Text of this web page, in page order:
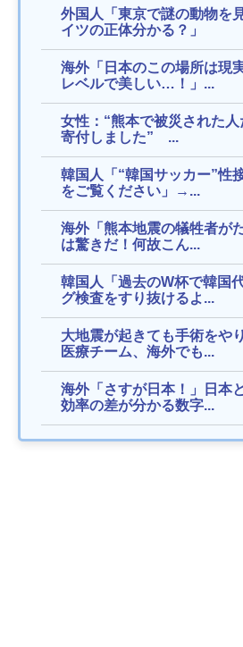
外国人「東京で謎の動物を
イツの正体分かる？」
海外「日本のこの場所は現
レベルで美しい…！」...
女性：“熊本で被災された人
寄付しました” ...
韓国人「“韓国サッカー”性
をご覧ください」→...
海外「熊本地震の犠牲者が
は驚きだ！何故こん...
韓国人「過去のW杯で韓国
グ検査をすり抜けるよ...
大地震が起きても手術をや
医療チーム、海外でも...
海外「さすが日本！」日本
効率の差が分かる数字...